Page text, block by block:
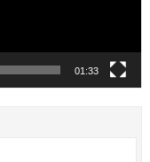
01:33